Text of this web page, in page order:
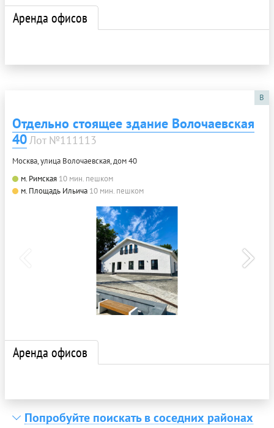
Аренда офисов
B
Отдельно стоящее здание Волочаевская
40Лот №111113
Москва, улица Волочаевская, дом 40
м. Римская 10 мин. пешком
м. Площадь Ильича 10 мин. пешком
Аренда офисов
Попробуйте поискать в соседних районах